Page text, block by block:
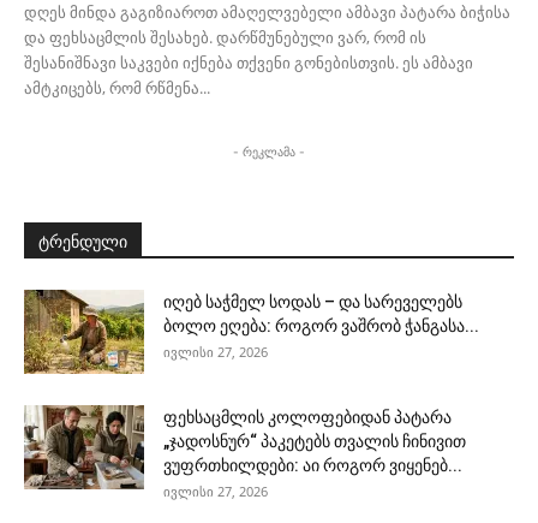
დღეს მინდა გაგიზიაროთ ამაღელვებელი ამბავი პატარა ბიჭისა
და ფეხსაცმლის შესახებ. დარწმუნებული ვარ, რომ ის
შესანიშნავი საკვები იქნება თქვენი გონებისთვის. ეს ამბავი
ამტკიცებს, რომ რწმენა...
- რეკლამა -
ტრენდული
იღებ საჭმელ სოდას – და სარეველებს
ბოლო ეღება: როგორ ვაშრობ ჭანგასა...
ივლისი 27, 2026
ფეხსაცმლის კოლოფებიდან პატარა
„ჯადოსნურ“ პაკეტებს თვალის ჩინივით
ვუფრთხილდები: აი როგორ ვიყენებ...
ივლისი 27, 2026